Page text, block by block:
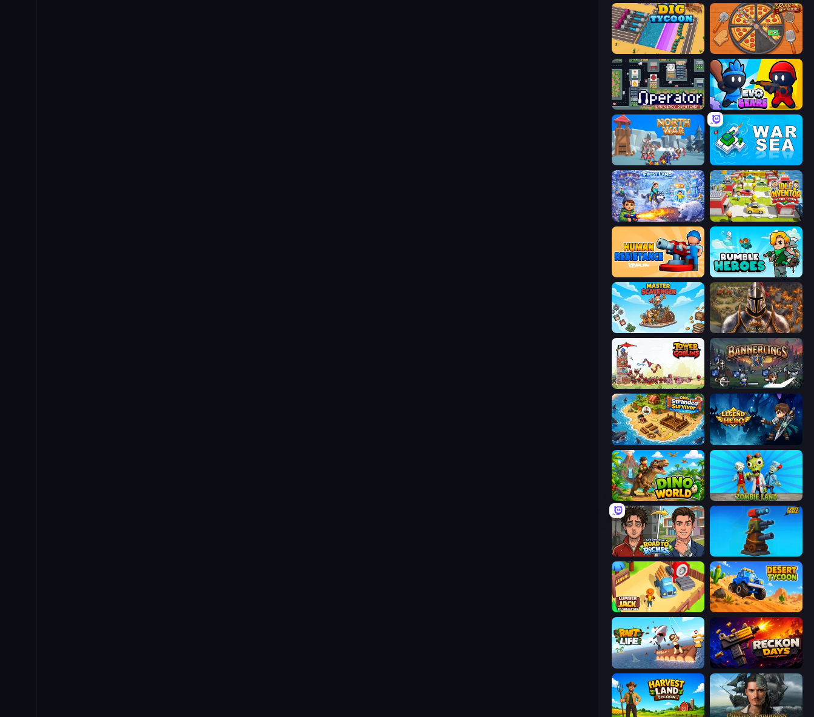
Dig Tycoon Ring Restaurant
Operator: Emergency Dispatcher Evo Gears
North War War Sea
Frost Land - Snow Survival Idle Inventor
Human Resistance Rumble Heroes
Master Scavenger Khan Wars
Tower vs Goblins Bannerlings
Obby Stranded Survivor Legend of Hero
Dino World Zombie Land
Life Simulator: Road to Riches Furry Road
Lumberjack 3D Simulator Desert Tycoon
Raft Life Reckon Days